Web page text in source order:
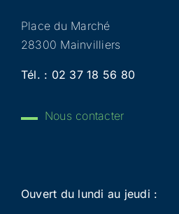
Place du Marché
28300 Mainvilliers
Tél. : 02 37 18 56 80
Nous contacter
Ouvert du lundi au jeudi :